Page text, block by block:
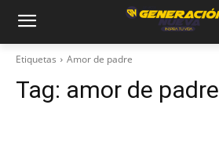
Etiquetas Amor de padre
Tag: amor de padre